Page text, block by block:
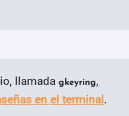
llamada gkeyring,
en el terminal.